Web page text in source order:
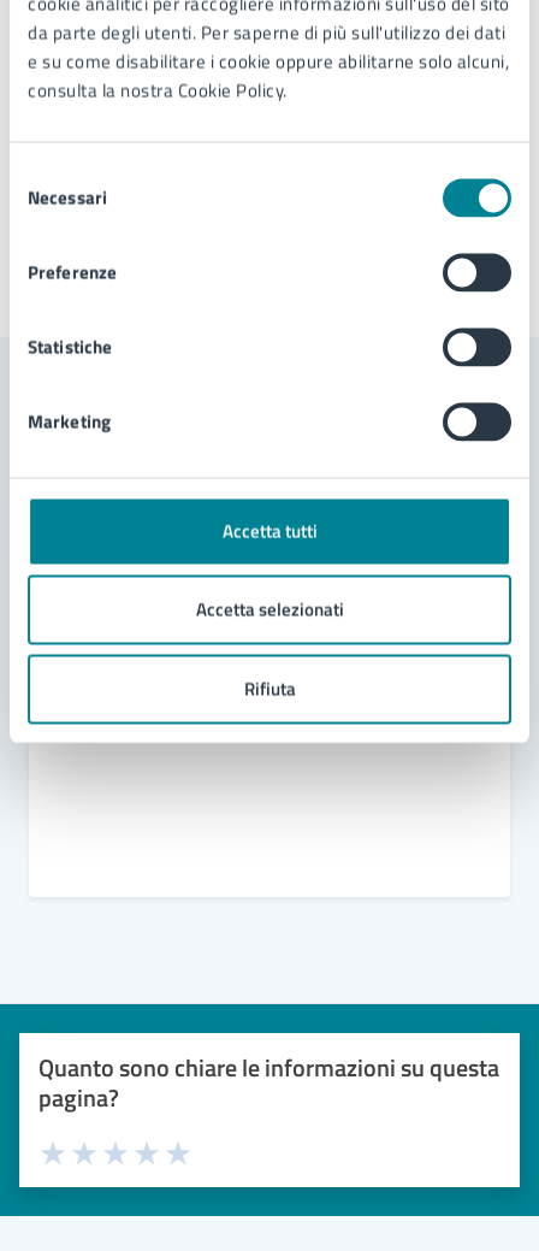
da parte degli utenti. Per saperne di più sull'utilizzo dei dati
e su come disabilitare i cookie oppure abilitarne solo alcuni,
consulta la nostra Cookie Policy.
delNecessari
Preferenze
Statistiche
Marketing
Accetta tutti
Accetta selezionati
Rifiuta
E-mail:info@jesolo.it
Servizi
Domanda di patrocinio, di contributo e di utilizzo
Quanto sono chiare le informazioni su questa
pagina?
Valuta 5 stelle su 5
Valuta 4 stelle su 5
Valuta 3 stelle su 5
Valuta 2 stelle su 5
Valuta 1 stelle su 5